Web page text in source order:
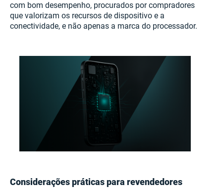
com bom desempenho, procurados por compradores
que valorizam os recursos de dispositivo e a
conectividade, e não apenas a marca do processador.
Considerações práticas para revendedores